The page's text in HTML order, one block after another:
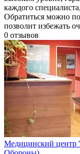
каждого
Обратиться можно по
позволит избежать
0 отзывов
Медицинский центр